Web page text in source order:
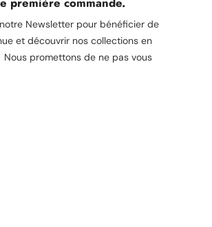
Newsletter pour bénéficier de
et découvrir nos collections en
promettons de ne pas vous